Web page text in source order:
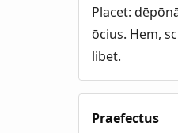
Placet:
ōcius. Hem,
libet.
Praefectus